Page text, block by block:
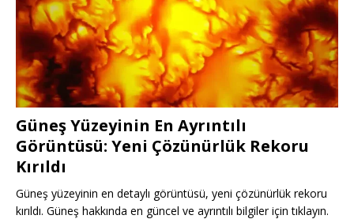
Güneş Yüzeyinin En Ayrıntılı
Görüntüsü: Yeni Çözünürlük Rekoru
Kırıldı
Güneş yüzeyinin en detaylı görüntüsü, yeni çözünürlük rekoru
kırıldı. Güneş hakkında en güncel ve ayrıntılı bilgiler için tıklayın.